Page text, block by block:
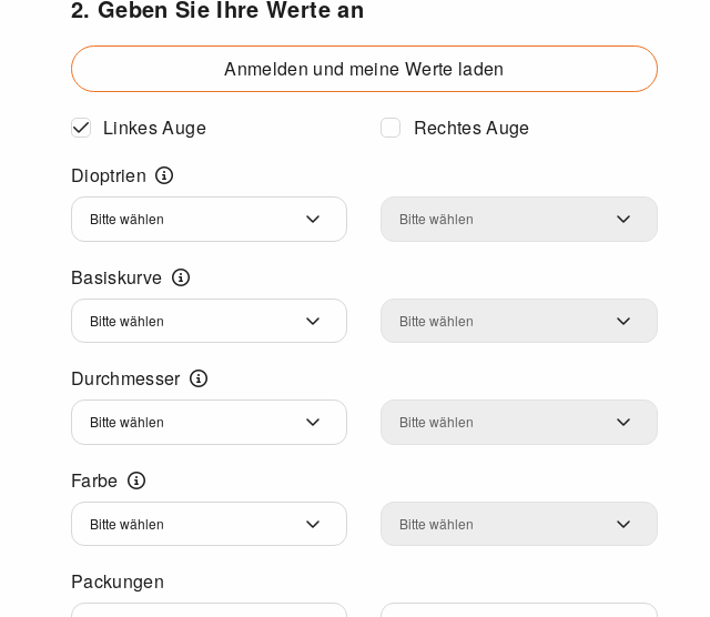
2. Geben Sie Ihre Werte an
Anmelden und meine Werte laden
Linkes Auge
Rechtes Auge
Dioptrien
Dioptrien
Dioptrien
Basiskurve
Basiskurve
Basiskurve
Durchmesser
Durchmesser
Durchmesser
Farbe
Farbe
Farbe
Packungen